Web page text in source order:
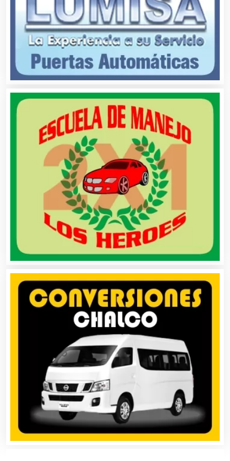
Cajas de Ahorro
Cámaras de Comercio
Camiones para Fletes
Cancelería de Aluminio
Capacitación
Carnicerías
Carpinterías
Centros Comerciales
Centros de Espectáculos
Centros de Nutrición
Centros Turísticos